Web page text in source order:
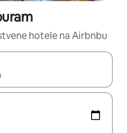
hotele na Airbnbu
ćete ih pregledati